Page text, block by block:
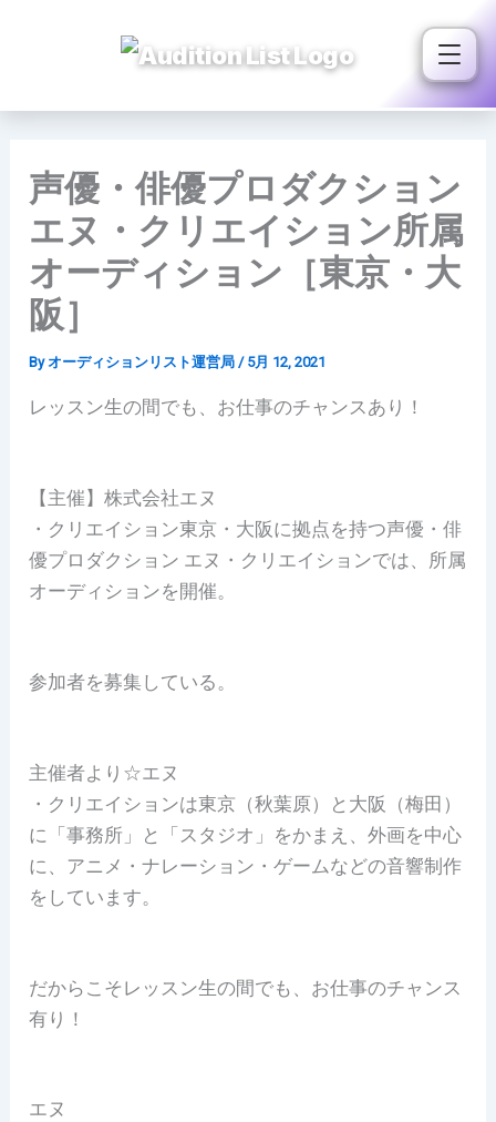
ス
声優・俳優プロダクション
エヌ・クリエイション所属
オーディション［東京・大
阪］
Byオーディションリスト運営局/ 5月 12, 2021
レッスン生の間でも、お仕事のチャンスあり！
【主催】株式会社エヌ
・クリエイション東京・大阪に拠点を持つ声優・俳
優プロダクション エヌ・クリエイションでは、所属
オーディションを開催。
参加者を募集している。
主催者より☆エヌ
・クリエイションは東京（秋葉原）と大阪（梅田）
に「事務所」と「スタジオ」をかまえ、外画を中心
に、アニメ・ナレーション・ゲームなどの音響制作
をしています。
だからこそレッスン生の間でも、お仕事のチャンス
有り！
エヌ